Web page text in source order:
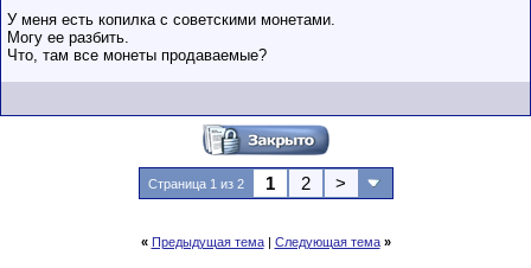
У меня есть копилка с советскими монетами.
Могу ее разбить.
Что, там все монеты продаваемые?
Страница 1 из 2 1 2 >
« Предыдущая тема| Следующая тема »